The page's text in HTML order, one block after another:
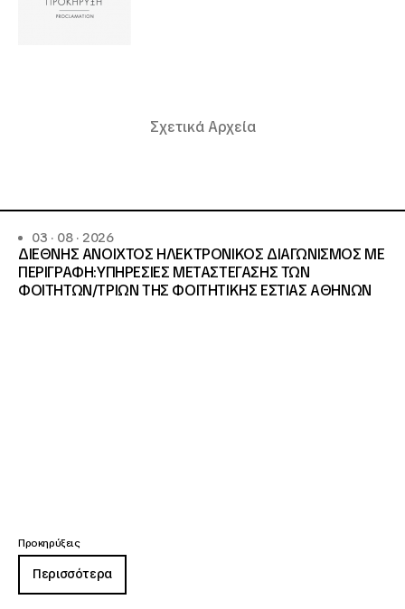
Σχετικά Αρχεία
03 · 08 · 2026
ΔΙΕΘΝΗΣ ΑΝΟΙΧΤΟΣ ΗΛΕΚΤΡΟΝΙΚΟΣ ΔΙΑΓΩΝΙΣΜΟΣ ΜΕ
ΠΕΡΙΓΡΑΦΗ:ΥΠΗΡΕΣΙΕΣ METAΣΤΕΓΑΣΗΣ ΤΩΝ
ΦΟΙΤΗΤΩΝ/ΤΡΙΩΝ ΤΗΣ ΦΟΙΤΗΤΙΚΗΣ ΕΣΤΙΑΣ ΑΘΗΝΩΝ
Προκηρύξεις
Περισσότερα